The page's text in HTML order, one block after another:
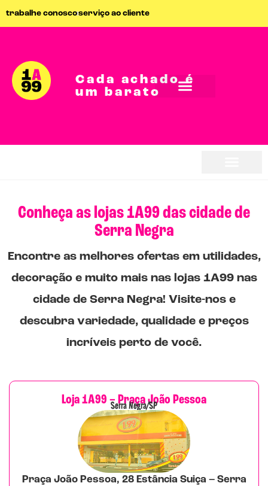
trabalhe conoscoserviço ao cliente
Cada achado é
um barato
Conheça as lojas 1A99 das cidade de
Serra Negra
Encontre as melhores ofertas em utilidades,
decoração e muito mais nas lojas 1A99nas
cidade de Serra Negra! Visite-nos e
descubra variedade, qualidade e preços
incríveis perto de você.
Loja 1A99 – Praça João Pessoa
Serra Negra/SP
Praça João Pessoa, 28 Estância Suiça – Serra